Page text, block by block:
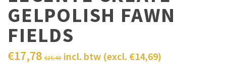
GELPOLISH FAWN
FIELDS
€25,40
€17,78 incl. btw (excl. €14,69)